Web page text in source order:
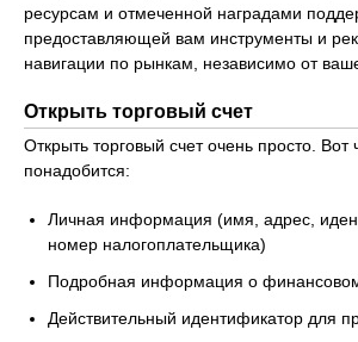
ресурсам и отмеченной наградами
предоставляющей вам инструменты и
навигации по рынкам, независимо от
Открыть торговый счет
Открыть торговый счет очень просто. Вот
понадобится:
Личная информация (имя, адрес,
номер налогоплательщика)
Подробная информация о
Действительный идентификатор для